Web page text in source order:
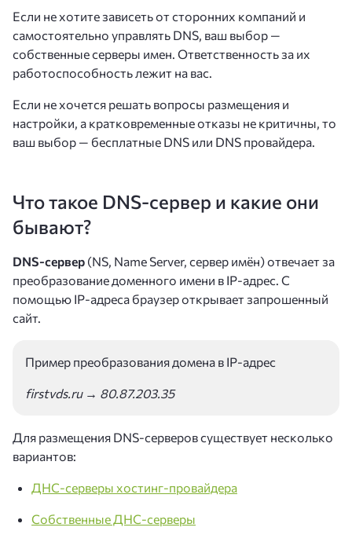
Если не хотите зависеть от сторонних компаний и
самостоятельно управлять DNS, ваш выбор —
собственные серверы имен. Ответственность за их
работоспособность лежит на вас.
Если не хочется решать вопросы размещения и
настройки, а кратковременные отказы не критичны, то
ваш выбор — бесплатные DNS или DNS провайдера.
Что такое DNS-сервер и какие они
бывают?
DNS-сервер (NS, Name Server, сервер имён) отвечает за
преобразование доменного имени в IP-адрес. С
помощью IP-адреса браузер открывает запрошенный
сайт.
Пример преобразования домена в IP-адрес
firstvds.ru → 80.87.203.35
Для размещения DNS-серверов существует несколько
вариантов:
ДНС-серверы хостинг-провайдера
Собственные ДНС-серверы